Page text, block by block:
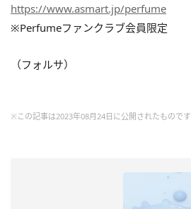
https://www.asmart.jp/perfume
※Perfumeファンクラブ会員限定
（フォルサ）
※この記事は2023年08月24日に公開されたものです